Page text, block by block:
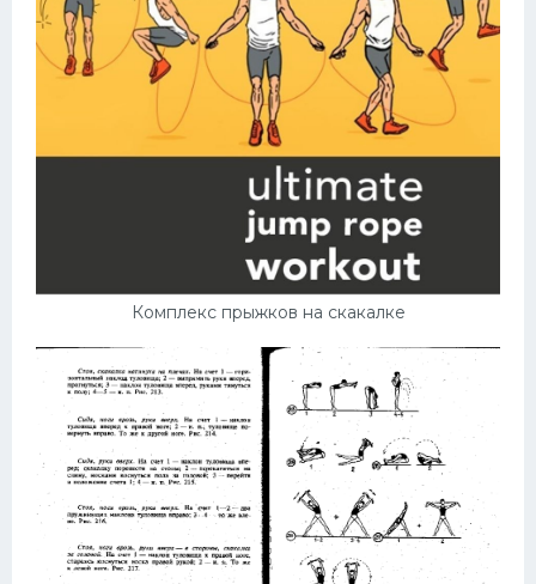
Комплекс прыжков на скакалке